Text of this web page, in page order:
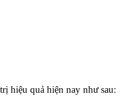
hiệu quả hiện nay như sau: